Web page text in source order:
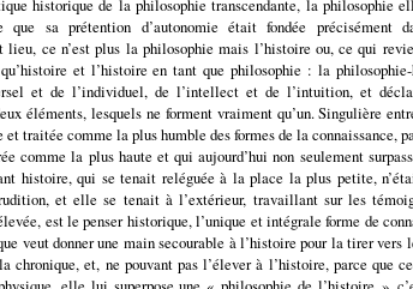
historique de la philosophie transcendante, la philosophie
que sa prétention d’autonomie était fondée précisément
lieu, ce n’est plus la philosophie mais l’histoire ou, ce qui
et l’histoire en tant que philosophie : la
et de l’individuel, de l’intellect et de l’intuition, et
éléments, lesquels ne forment vraiment qu’un. Singulière
traitée comme la plus humble des formes de la connaissance,
comme la plus haute et qui aujourd’hui non seulement
histoire, qui se tenait reléguée à la place la plus petite,
et elle se tenait à l’extérieur, travaillant sur les
est le penser historique, l’unique et intégrale forme de
veut donner une main secourable à l’histoire pour la tirer vers
chronique, et, ne pouvant pas l’élever à l’histoire, parce que